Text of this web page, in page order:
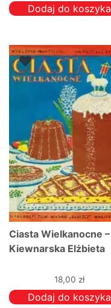
Dodaj do koszyka
Ciasta Wielkanocne –
Kiewnarska Elżbieta
18,00 zł
Dodaj do koszyka